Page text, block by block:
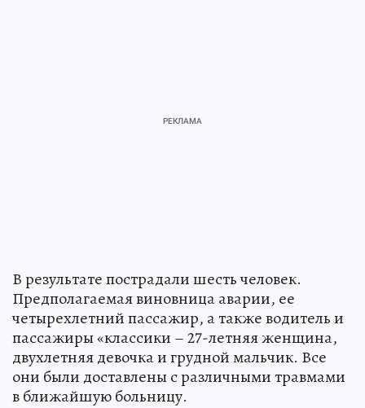
В результате пострадали шесть человек.
Предполагаемая виновница аварии, ее
четырехлетний пассажир, а также водитель и
пассажиры «классики – 27-летняя женщина,
двухлетняя девочка и грудной мальчик. Все
они были доставлены с различными травмами
в ближайшую больницу.